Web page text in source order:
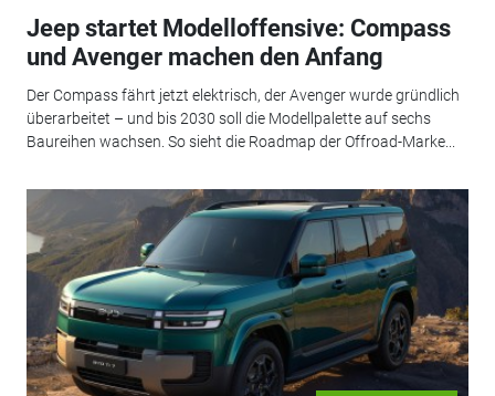
Jeep startet Modelloffensive: Compass
und Avenger machen den Anfang
Der Compass fährt jetzt elektrisch, der Avenger wurde gründlich
überarbeitet – und bis 2030 soll die Modellpalette auf sechs
Baureihen wachsen. So sieht die Roadmap der Offroad-Marke...